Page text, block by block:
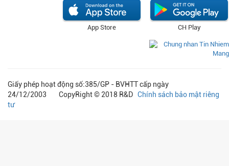
CH Play
App Store
Giấy phép hoạt động số:385/GP - BVHTT cấp ngày
24/12/2003 CopyRight © 2018 R&D Chính sách bảo mật riêng
tư